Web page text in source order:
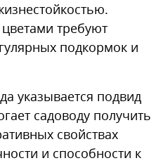
требуют
подкормок и
указывается подвид
садоводу получить
свойствах
и способности к